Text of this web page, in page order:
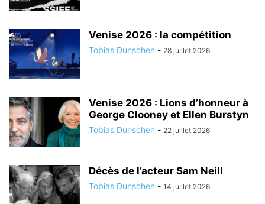
Venise 2026 : la compétition
Tobias Dunschen - 28 juillet 2026
Venise 2026 : Lions d’honneur à
George Clooney et Ellen Burstyn
Tobias Dunschen - 22 juillet 2026
Décès de l’acteur Sam Neill
Tobias Dunschen - 14 juillet 2026